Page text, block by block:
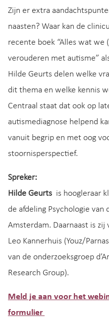
Zijn er extra
naasten? Waar kan de
recente boek “Alles wat
verouderen met autisme”
Hilde Geurts delen welke
dit thema en welke kennis
Centraal staat dat ook op
autismediagnose helpend
vanuit begrip en met oog
stoornisperspectief.
Spreker:
Hilde Geurts is hoogleraar
de afdeling Psychologie van
Amsterdam. Daarnaast is zij
Leo Kannerhuis (Youz/
van de onderzoeksgroep
Research Group).
Meld je aan voor het
formulier